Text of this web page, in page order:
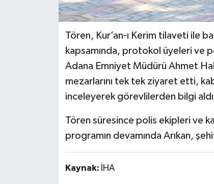
Tören, Kur’an-ı Kerim tilaveti ile
kapsamında, protokol üyeleri ve
Adana Emniyet Müdürü Ahmet
mezarlarını tek tek ziyaret etti,
inceleyerek görevlilerden bilgi
Tören süresince polis ekipleri ve
programın devamında Arıkan,
Kaynak: İHA
Yurttan